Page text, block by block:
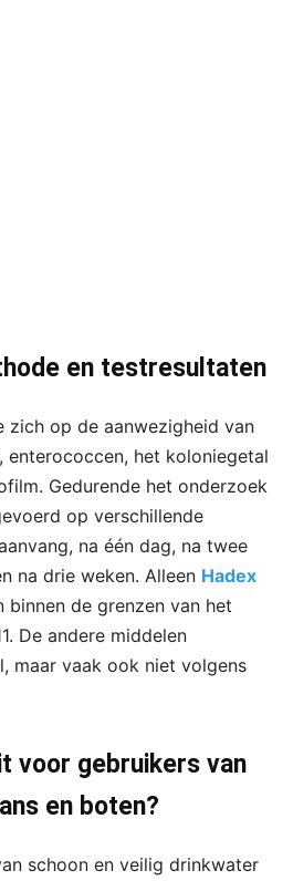
en testresultaten
zich op de aanwezigheid van
enterococcen, het koloniegetal
Gedurende het onderzoek
op verschillende
na één dag, na twee
na drie weken. Alleen Hadex
binnen de grenzen van het
De andere middelen
maar vaak ook niet volgens
voor gebruikers van
en boten?
schoon en veilig drinkwater